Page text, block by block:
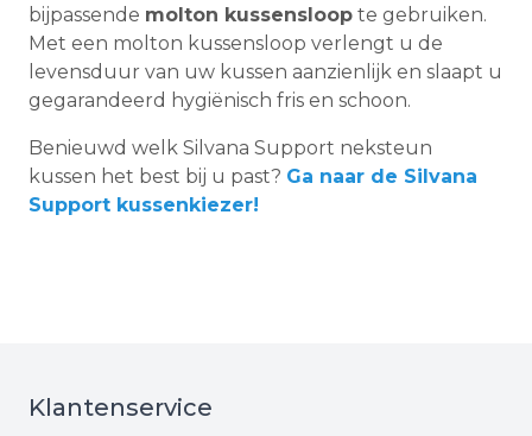
bijpassende molton kussensloop te gebruiken.
Met een molton kussensloop verlengt u de
levensduur van uw kussen aanzienlijk en slaapt u
gegarandeerd hygiënisch fris en schoon.
Benieuwd welk Silvana Support neksteun
kussen het best bij u past? Ga naar de Silvana
Support kussenkiezer!
Klantenservice